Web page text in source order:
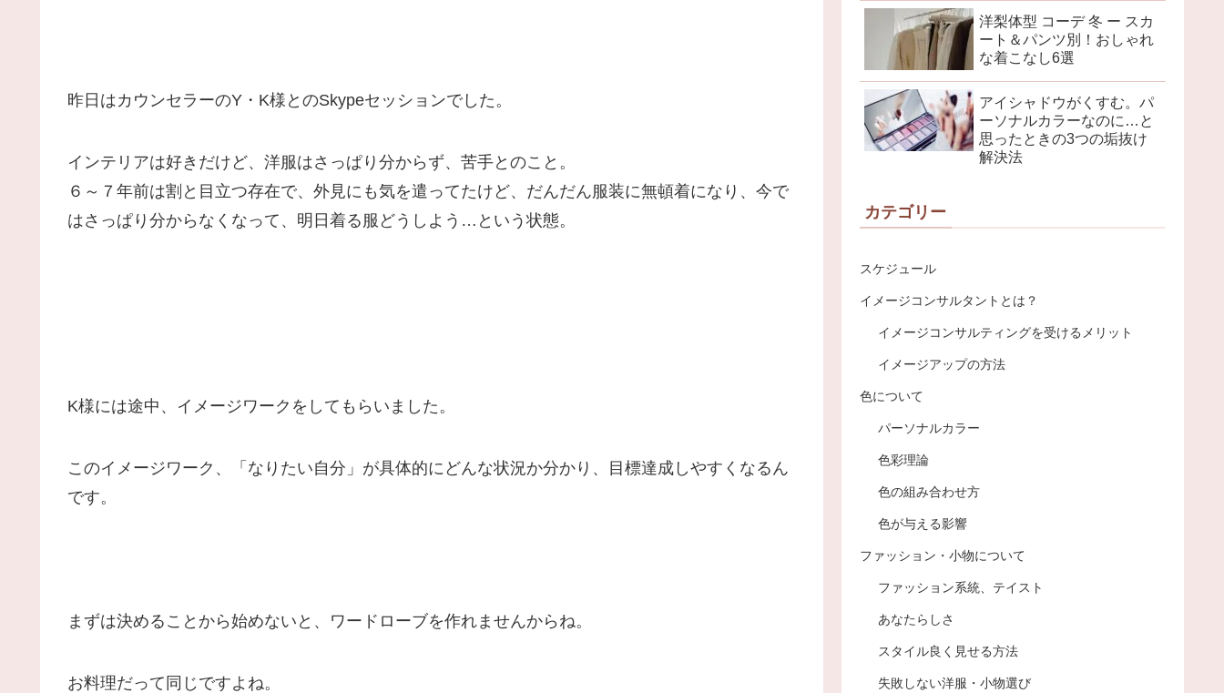
昨日はカウンセラーのY・K様とのSkypeセッションでした。
インテリアは好きだけど、洋服はさっぱり分からず、苦手とのこと。
６～７年前は割と目立つ存在で、外見にも気を遣ってたけど、だんだん服装に無頓着になり、今で
はさっぱり分からなくなって、明日着る服どうしよう…という状態。
K様には途中、イメージワークをしてもらいました。
このイメージワーク、「なりたい自分」が具体的にどんな状況か分かり、目標達成しやすくなるん
です。
まずは決めることから始めないと、ワードローブを作れませんからね。
お料理だって同じですよね。
洋梨体型 コーデ 冬 ー スカ
ート＆パンツ別！おしゃれ
な着こなし6選
アイシャドウがくすむ。パ
ーソナルカラーなのに…と
思ったときの3つの垢抜け
解決法
カテゴリー
スケジュール
イメージコンサルタントとは？
イメージコンサルティングを受けるメリット
イメージアップの方法
色について
パーソナルカラー
色彩理論
色の組み合わせ方
色が与える影響
ファッション・小物について
ファッション系統、テイスト
あなたらしさ
スタイル良く見せる方法
失敗しない洋服・小物選び